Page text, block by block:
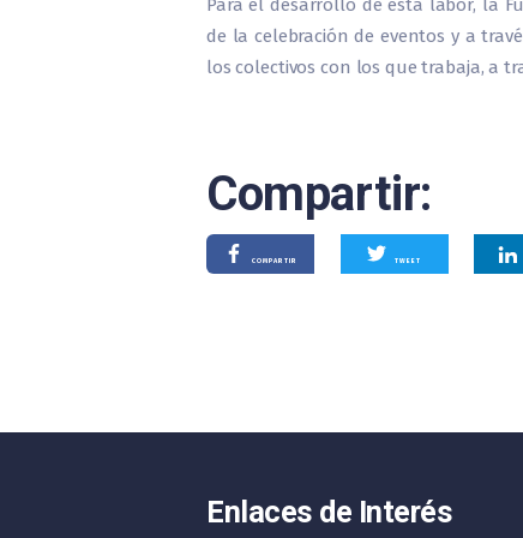
Para el desarrollo de esta labor, la
de la celebración de eventos y a
los colectivos con los que trabaja, a
Compartir:
COMPARTIR TWEET
Enlaces de Interés